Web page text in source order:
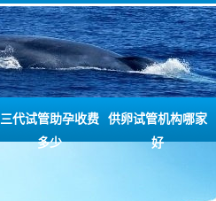
三代试管助孕收费
多少
供卵试管机构哪家
好